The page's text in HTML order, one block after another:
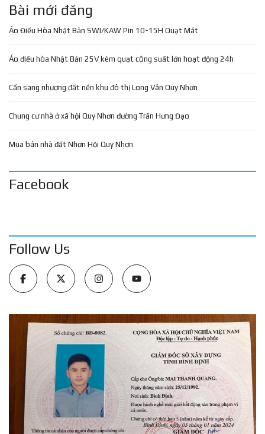
Bài mới đăng
Áo Điều Hòa Nhật Bản SWI/KAW Pin 10-15H Quạt Mát
Áo điều hòa Nhật Bản 25V kèm quạt công suất lớn hoạt động 24h
Cần sang nhượng đất nền khu đô thị Long Vân Quy Nhơn
Chung cư nhà ở xã hội Quy Nhơn đường Trần Hưng Đạo
Mua bán nhà đất Nhơn Hội Quy Nhơn
Facebook
Follow Us